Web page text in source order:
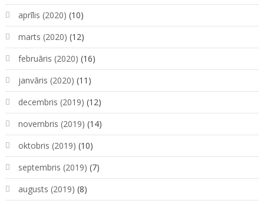
aprīlis (2020) (10)
marts (2020) (12)
februāris (2020) (16)
janvāris (2020) (11)
decembris (2019) (12)
novembris (2019) (14)
oktobris (2019) (10)
septembris (2019) (7)
augusts (2019) (8)